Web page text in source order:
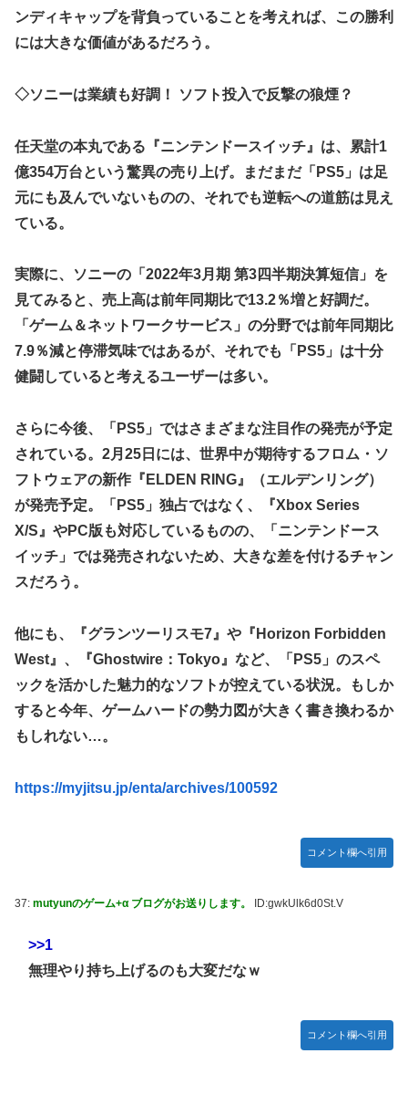
【画像】 YouTubeコメント欄、キレッキレ
【デレマス】 仮面ライダーバロンＰ第２話「蒼翼の乙女」
やる夫のダンジョン運営記183-雑談所ネタ118 懺悔小ネタ
TCG・その後」
『マリオカートワールド』はどうすればよかったのか…
やる夫「催眠アプリを手に入れたんだけど……これ必要だっ
た？」 第29話
なのがデュオだよね
【デレマス】 凛「なにこれ、蒼穹のファフナー？」モバ
P「資料だから見といてくれ」
ガキ「世界を救います」←飽きた。おっさんにしろ
ラブライブ！の犬、だいたい老犬
ャップタマモクロスアクリル定規」意外(?)な落とし穴によ
り配布を撤回することに…
【にじさんじ】石神がミームを堪能しとる
ドラマー兼編曲家「ハロプロのいう『16ビートを刻む』って
16ビートじゃなくて8ビートのウラ(アップビート)を意識す
る意味なのでは？」
に・・・2002年W杯4強の記録取り消しの声も」→「マジで
国の恥だ」「2002年まで疑う価値がある」「国民や国が築
いた国格をサッカー選手が足で蹴り飛ばすね」
熊本県知事の要請をガン無視したTBS、避難所に取材班が押
し入ってプライバシーに全く配慮しない報道を……
【セクシー】人気美人声優、太ももチラリｗｗｗｗｗｗｗｗ
「私達が原爆ドーム前をあけ渡せば核戦争が始まってしま
池田瑛紗ちゃんが｢真珠の耳飾りの少女｣の魅力を語る！！！
ンディキャップを背負っていることを考えれば、この勝利
には大きな価値があるだろう。
◇ソニーは業績も好調！ ソフト投入で反撃の狼煙？
任天堂の本丸である『ニンテンドースイッチ』は、累計1
億354万台という驚異の売り上げ。まだまだ「PS5」は足
元にも及んでいないものの、それでも逆転への道筋は見え
ている。
実際に、ソニーの「2022年3月期 第3四半期決算短信」を
見てみると、売上高は前年同期比で13.2％増と好調だ。
「ゲーム＆ネットワークサービス」の分野では前年同期比
7.9％減と停滞気味ではあるが、それでも「PS5」は十分
健闘していると考えるユーザーは多い。
さらに今後、「PS5」ではさまざまな注目作の発売が予定
されている。2月25日には、世界中が期待するフロム・ソ
フトウェアの新作『ELDEN RING』（エルデンリング）
が発売予定。「PS5」独占ではなく、『Xbox Series
X/S』やPC版も対応しているものの、「ニンテンドース
イッチ」では発売されないため、大きな差を付けるチャン
スだろう。
他にも、『グランツーリスモ7』や『Horizon Forbidden
West』、『Ghostwire：Tokyo』など、「PS5」のスペ
ックを活かした魅力的なソフトが控えている状況。もしか
すると今年、ゲームハードの勢力図が大きく書き換わるか
もしれない…。
https://myjitsu.jp/enta/archives/100592
コメント欄へ引用
37: mutyunのゲーム+α ブログがお送りします。 ID:gwkUlk6d0St.V
>>1
無理やり持ち上げるのも大変だなｗ
コメント欄へ引用